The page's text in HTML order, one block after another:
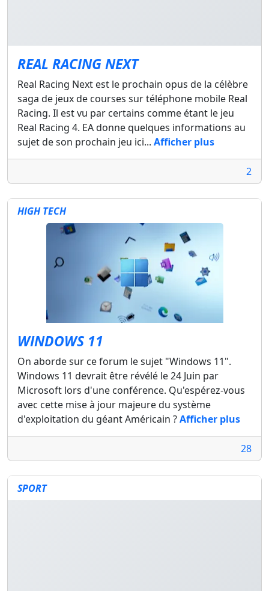
REAL RACING NEXT
Real Racing Next est le prochain opus de la célèbre
saga de jeux de courses sur téléphone mobile Real
Racing. Il est vu par certains comme étant le jeu
Real Racing 4. EA donne quelques informations au
sujet de son prochain jeu ici... Afficher plus
2
HIGH TECH
WINDOWS 11
On aborde sur ce forum le sujet "Windows 11".
Windows 11 devrait être révélé le 24 Juin par
Microsoft lors d'une conférence. Qu'espérez-vous
avec cette mise à jour majeure du système
d'exploitation du géant Américain ?Afficher plus
28
SPORT